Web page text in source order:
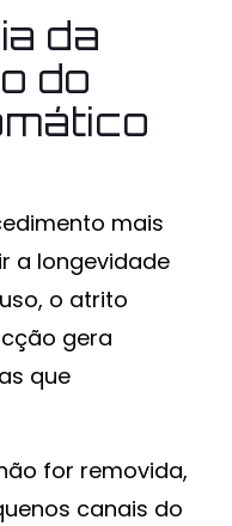
da
do
mais
a longevidade
o atrito
gera
que
for removida,
canais do